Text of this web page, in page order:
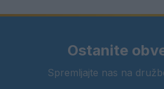
Ostanite
Spremljajte nas na